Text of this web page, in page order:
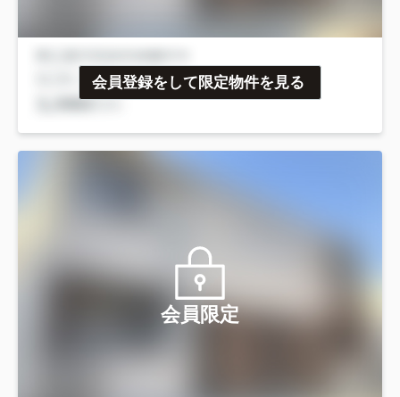
会員登録をして限定物件を見る
会員限定